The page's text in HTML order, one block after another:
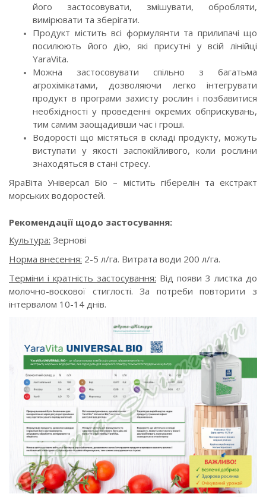
його застосовувати, змішувати, обробляти,
вимірювати та зберігати.
Продукт містить всі формулянти та прилипачі що
посилюють його дію, які присутні у всій лінійці
YaraVita.
Можна застосовувати спільно з багатьма
агрохімікатами, дозволяючи легко інтегрувати
продукт в програми захисту рослин і позбавитися
необхідності у проведенні окремих обприскувань,
тим самим заощадивши час і гроші.
Водорості що містяться в складі продукту, можуть
виступати у якості заспокійливого, коли рослини
знаходяться в стані стресу.
ЯраВіта Універсал Біо – містить гіберелін та екстракт
морських водоростей.
Рекомендації щодо застосування:
Культура: Зернові
Норма внесення: 2-5 л/га. Витрата води 200 л/га.
Терміни і кратність застосування: Від появи 3 листка до
молочно-воскової стиглості. За потреби повторити з
інтервалом 10-14 днів.